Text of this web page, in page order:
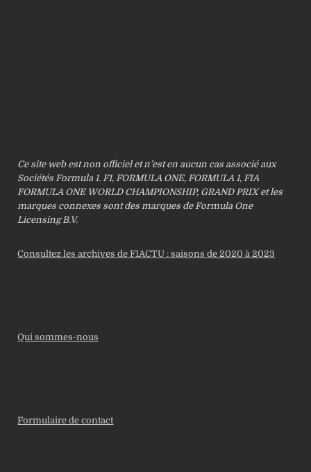
Ce site web est non officiel et n’est en aucun cas associé aux
Sociétés Formula 1. F1, FORMULA ONE, FORMULA 1, FIA
FORMULA ONE WORLD CHAMPIONSHIP, GRAND PRIX et les
marques connexes sont des marques de Formula One
Licensing B.V.
Consultez les archives de F1ACTU : saisons de 2020 à 2023
Qui sommes-nous
Formulaire de contact